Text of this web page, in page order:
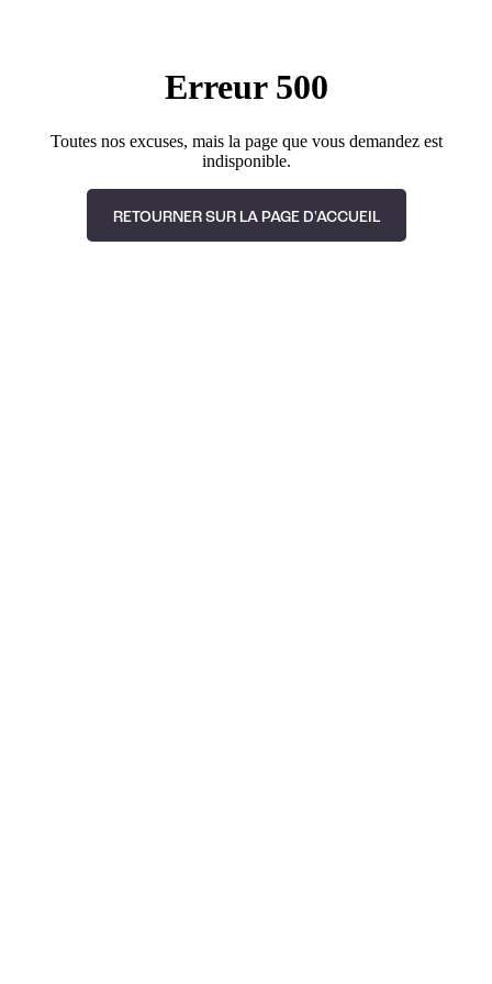
Erreur 500
Toutes nos excuses, mais la page que vous demandez est
indisponible.
RETOURNER SUR LA PAGE D'ACCUEIL